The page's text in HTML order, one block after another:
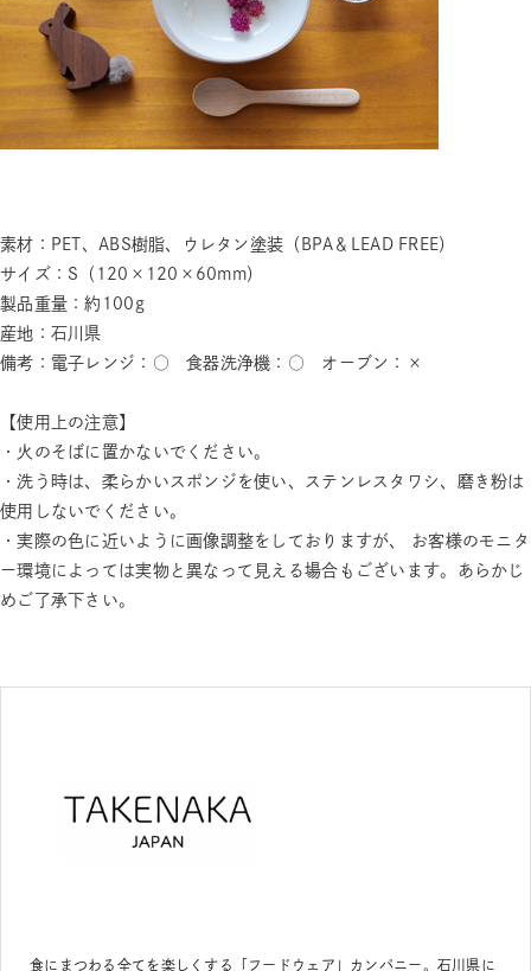
素材：PET、ABS樹脂、ウレタン塗装（BPA＆LEAD FREE）
サイズ：S（120×120×60mm）
製品重量：約100g
産地：石川県
備考：電子レンジ：○ 食器洗浄機：○ オーブン：×
【使用上の注意】
・火のそばに置かないでください。
・洗う時は、柔らかいスポンジを使い、ステンレスタワシ、磨き粉は
使用しないでください。
・実際の色に近いように画像調整をしておりますが、 お客様のモニタ
ー環境によっては実物と異なって見える場合もございます。あらかじ
めご了承下さい。
食にまつわる全てを楽しくする「フードウェア」カンパニー。石川県に